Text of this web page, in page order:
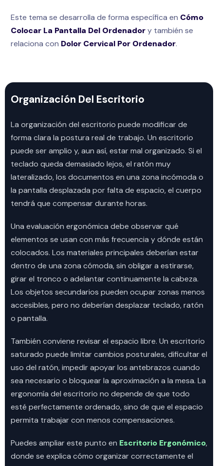
Este tema se desarrolla de forma específica en Cómo
Colocar La Pantalla Del Ordenadory también se
relaciona con Dolor Cervical Por Ordenador.
Organización Del Escritorio
La organización del escritorio puede modificar de
forma clara la postura real de trabajo. Un escritorio
puede ser amplio y, aun así, estar mal organizado. Si el
teclado queda demasiado lejos, el ratón muy
lateralizado, los documentos en una zona incómoda o
la pantalla desplazada por falta de espacio, el cuerpo
tendrá que compensar durante horas.
Una evaluación ergonómica debe observar qué
elementos se usan con más frecuencia y dónde están
colocados. Los materiales principales deberían estar
dentro de una zona cómoda, sin obligar a estirarse,
girar el tronco o adelantar continuamente la cabeza.
Los objetos secundarios pueden ocupar zonas menos
accesibles, pero no deberían desplazar teclado, ratón
o pantalla.
También conviene revisar el espacio libre. Un escritorio
saturado puede limitar cambios posturales, dificultar el
uso del ratón, impedir apoyar los antebrazos cuando
sea necesario o bloquear la aproximación a la mesa. La
ergonomía del escritorio no depende de que todo
esté perfectamente ordenado, sino de que el espacio
permita trabajar con menos compensaciones.
Puedes ampliar este punto en Escritorio Ergonómico,
donde se explica cómo organizar correctamente el